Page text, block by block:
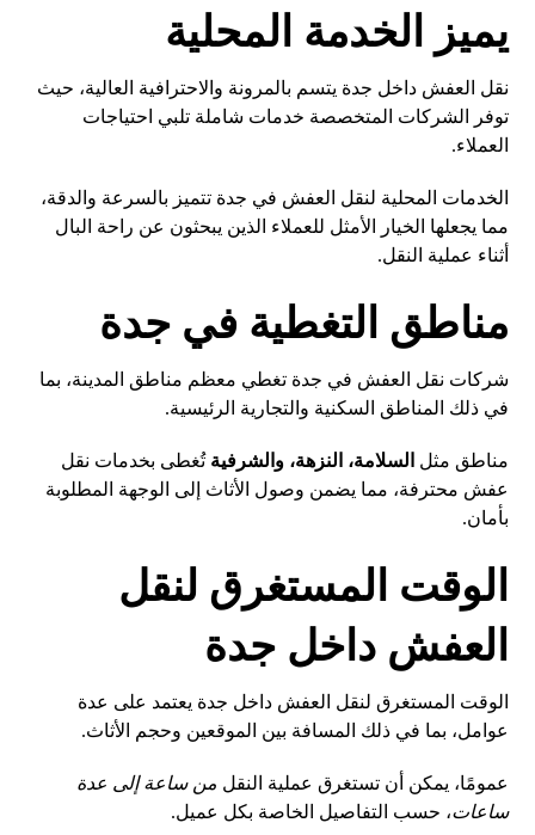
يميز الخدمة المحلية
نقل العفش داخل جدة يتسم بالمرونة والاحترافية العالية، حيث
توفر الشركات المتخصصة خدمات شاملة تلبي احتياجات
العملاء.
الخدمات المحلية لنقل العفش في جدة تتميز بالسرعة والدقة،
مما يجعلها الخيار الأمثل للعملاء الذين يبحثون عن راحة البال
أثناء عملية النقل.
مناطق التغطية في جدة
شركات نقل العفش في جدة تغطي معظم مناطق المدينة، بما
في ذلك المناطق السكنية والتجارية الرئيسية.
مناطق مثل السلامة، النزهة، والشرفية تُغطى بخدمات نقل
عفش محترفة، مما يضمن وصول الأثاث إلى الوجهة المطلوبة
بأمان.
الوقت المستغرق لنقل
العفش داخل جدة
الوقت المستغرق لنقل العفش داخل جدة يعتمد على عدة
عوامل، بما في ذلك المسافة بين الموقعين وحجم الأثاث.
عمومًا، يمكن أن تستغرق عملية النقل من ساعة إلى عدة
ساعات، حسب التفاصيل الخاصة بكل عميل.